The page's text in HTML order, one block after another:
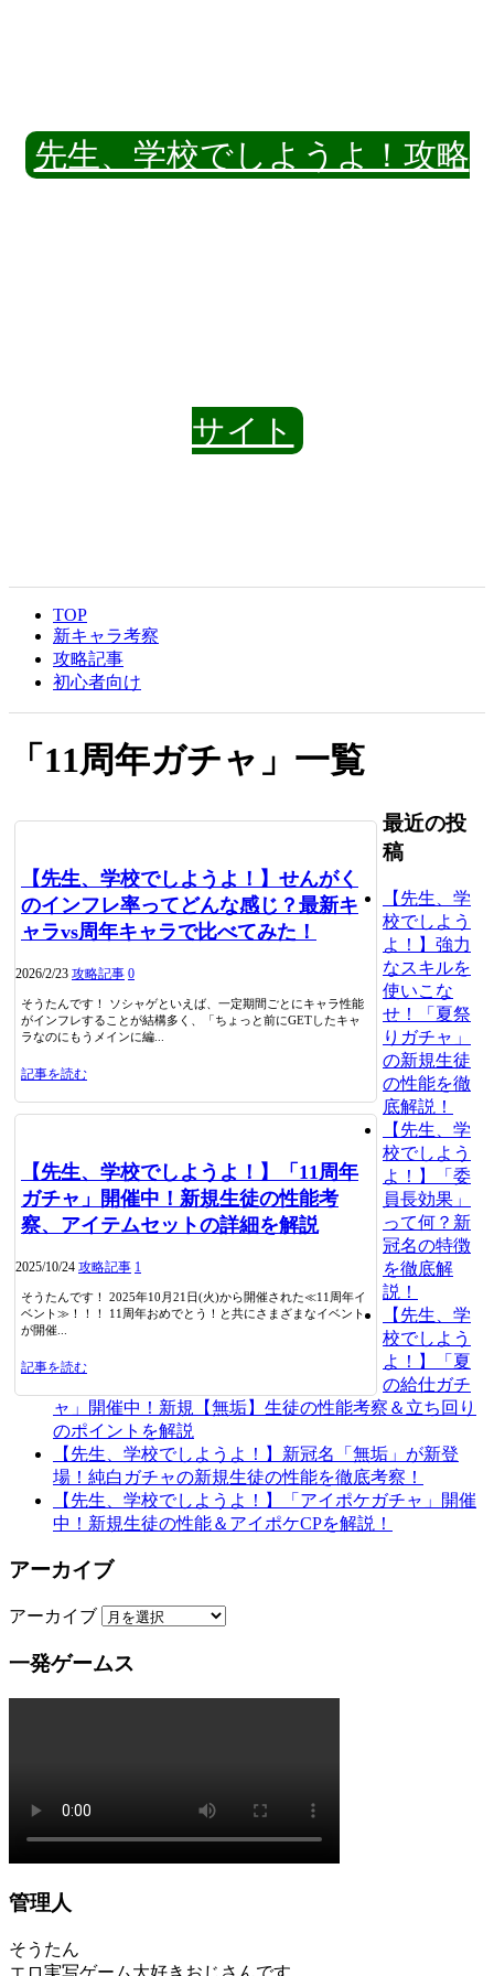
先生、学校でしようよ！攻略
サイト
TOP
新キャラ考察
攻略記事
初心者向け
「 11周年ガチャ 」 一覧
【先生、学校でしようよ！】せんがく
のインフレ率ってどんな感じ？最新キ
ャラvs周年キャラで比べてみた！
2026/2/23 攻略記事 0
そうたんです！ ソシャゲといえば、一定期間ごとにキャラ性能
がインフレすることが結構多く、「ちょっと前にGETしたキャ
ラなのにもうメインに編...
記事を読む
【先生、学校でしようよ！】「11周年
ガチャ」開催中！新規生徒の性能考
察、アイテムセットの詳細を解説
2025/10/24 攻略記事 1
そうたんです！ 2025年10月21日(火)から開催された≪11周年イ
ベント≫！！！ 11周年おめでとう！と共にさまざまなイベント
が開催...
記事を読む
最近の投
稿
【先生、学
校でしよう
よ！】強力
なスキルを
使いこな
せ！「夏祭
りガチャ」
の新規生徒
の性能を徹
底解説！
【先生、学
校でしよう
よ！】「委
員長効果」
って何？新
冠名の特徴
を徹底解
説！
【先生、学
校でしよう
よ！】「夏
の給仕ガチ
ャ」開催中！新規【無垢】生徒の性能考察＆立ち回り
のポイントを解説
【先生、学校でしようよ！】新冠名「無垢」が新登
場！純白ガチャの新規生徒の性能を徹底考察！
【先生、学校でしようよ！】「アイポケガチャ」開催
中！新規生徒の性能＆アイポケCPを解説！
アーカイブ
アーカイブ
一発ゲームス
管理人
そうたん
エロ実写ゲーム大好きおじさんです。